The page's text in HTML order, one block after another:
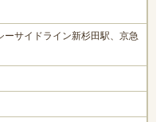
ーサイドライン新杉田駅、京急